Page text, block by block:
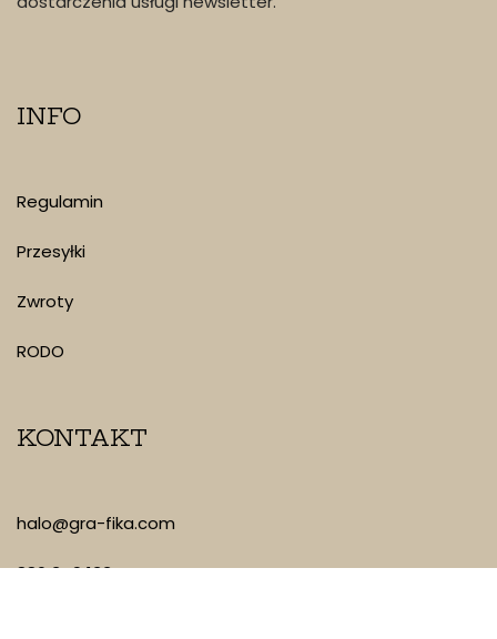
INFO
Regulamin
Przesyłki
Zwroty
RODO
KONTAKT
halo@gra-fika.com
880 349 133